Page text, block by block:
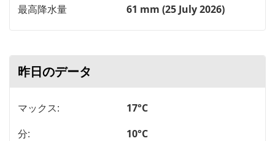
最高降水量
61 mm (25 July 2026)
昨日のデータ
マックス:
17°C
分:
10°C